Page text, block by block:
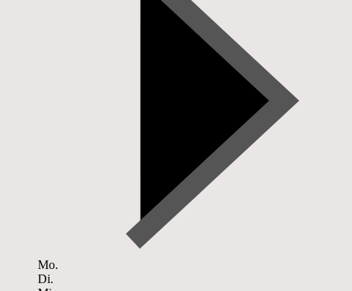
Mo.
Di.